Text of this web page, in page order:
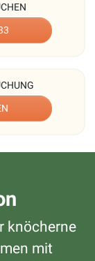
knöcherne
mit